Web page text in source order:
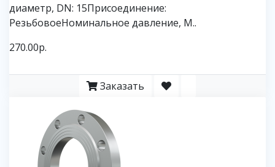
диаметр, DN: 15Присоединение:
РезьбовоеНоминальное давление, М..
270.00р.
Заказать